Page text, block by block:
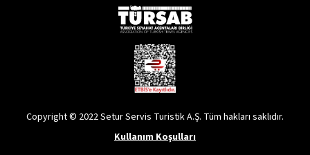
Copyright © 2022 Setur Servis Turistik A.Ş. Tüm hakları saklıdır.
Kullanım Koşulları